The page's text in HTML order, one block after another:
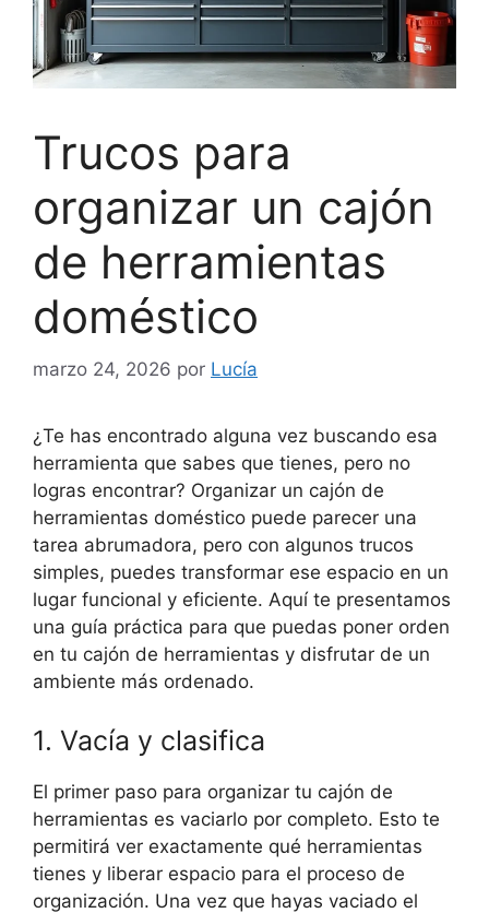
Trucos para
organizar un cajón
de herramientas
doméstico
marzo 24, 2026 por Lucía
¿Te has encontrado alguna vez buscando esa
herramienta que sabes que tienes, pero no
logras encontrar? Organizar un cajón de
herramientas doméstico puede parecer una
tarea abrumadora, pero con algunos trucos
simples, puedes transformar ese espacio en un
lugar funcional y eficiente. Aquí te presentamos
una guía práctica para que puedas poner orden
en tu cajón de herramientas y disfrutar de un
ambiente más ordenado.
1. Vacía y clasifica
El primer paso para organizar tu cajón de
herramientas es vaciarlo por completo. Esto te
permitirá ver exactamente qué herramientas
tienes y liberar espacio para el proceso de
organización. Una vez que hayas vaciado el